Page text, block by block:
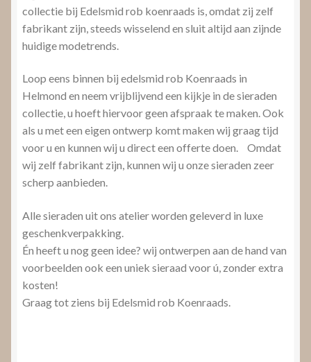
collectie bij Edelsmid rob koenraads is, omdat zij zelf
fabrikant zijn, steeds wisselend en sluit altijd aan zijnde
huidige modetrends.
Loop eens binnen bij edelsmid rob Koenraads in
Helmond en neem vrijblijvend een kijkje in de sieraden
collectie, u hoeft hiervoor geen afspraak te maken. Ook
als u met een eigen ontwerp komt maken wij graag tijd
voor u en kunnen wij u direct een offerte doen. Omdat
wij zelf fabrikant zijn, kunnen wij u onze sieraden zeer
scherp aanbieden.
Alle sieraden uit ons atelier worden geleverd in luxe
geschenkverpakking.
Én heeft u nog geen idee? wij ontwerpen aan de hand van
voorbeelden ook een uniek sieraad voor ú, zonder extra
kosten!
Graag tot ziens bij Edelsmid rob Koenraads.